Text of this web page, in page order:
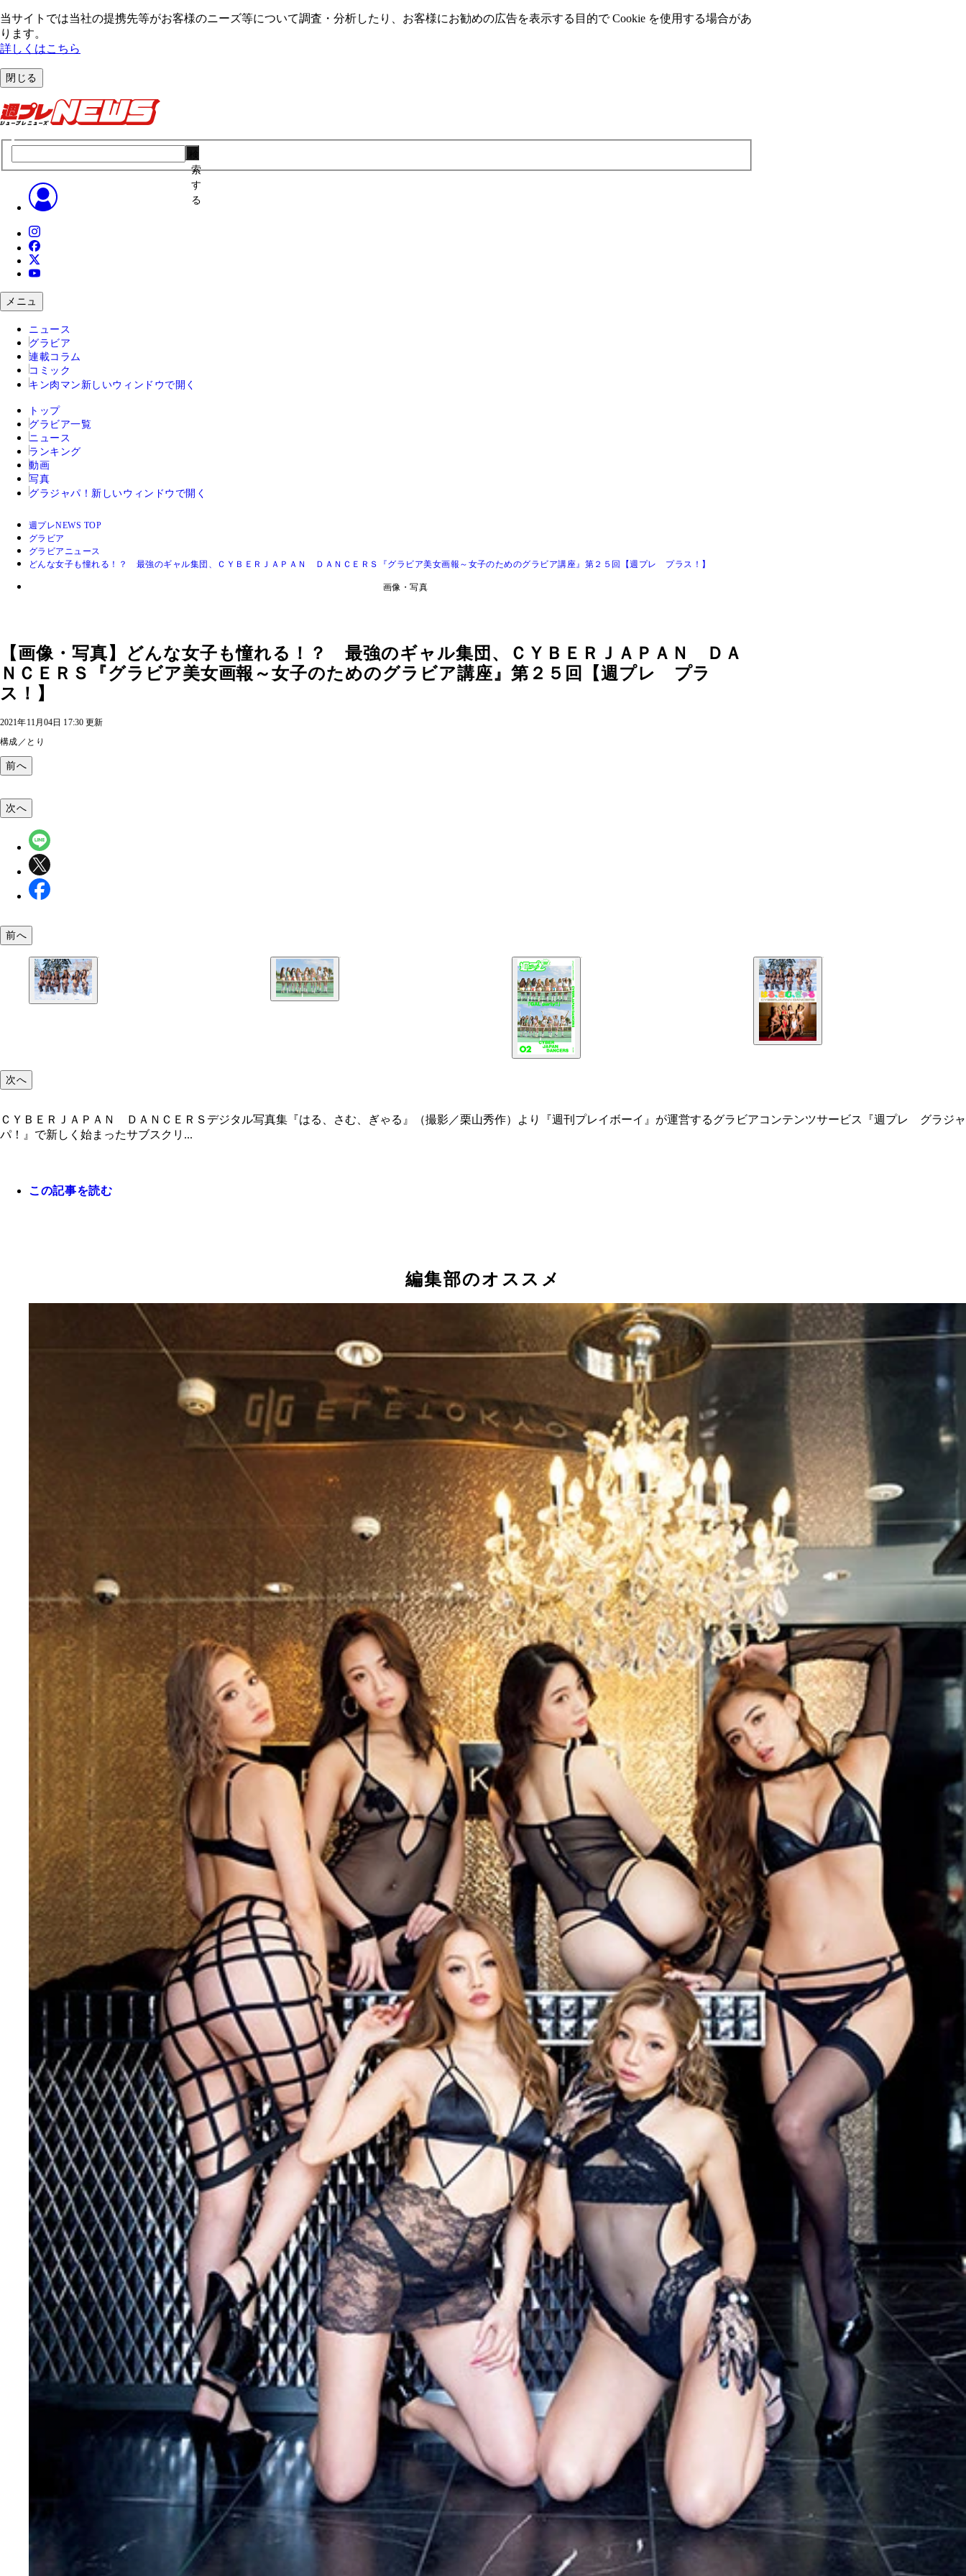
当サイトでは当社の提携先等がお客様のニーズ等について調査・分析したり、お客様にお勧めの広告を表⽰する⽬的で Cookie を使⽤する場合があ
ります。
詳しくはこちら
閉じる
索
す
る
メニュ
ニュース
グラビア
連載コラム
コミック
キン肉マン 新しいウィンドウで開く
トップ
グラビア一覧
ニュース
ランキング
動画
写真
グラジャパ！ 新しいウィンドウで開く
週プレNEWS TOP
グラビア
グラビアニュース
どんな女子も憧れる！？ 最強のギャル集団、ＣＹＢＥＲＪＡＰＡＮ ＤＡＮＣＥＲＳ『グラビア美女画報～女子のためのグラビア講座』第２５回【週プレ プラス！】
画像・写真
【画像・写真】どんな女子も憧れる！？ 最強のギャル集団、ＣＹＢＥＲＪＡＰＡＮ ＤＡ
ＮＣＥＲＳ『グラビア美女画報～女子のためのグラビア講座』第２５回【週プレ プラ
ス！】
2021年11月04日 17:30 更新
構成／とり
前へ
ＣＹＢＥＲＪＡＰＡＮ ＤＡＮＣＥＲＳデジタル写真集『はる、さむ、ぎゃる』（撮影／栗山秀作）より 価格／１３２０円（税込）
ＣＹＢＥＲＪＡＰＡＮ ＤＡＮＣＥＲＳデジタル写真集『ＧＡＬ ｐａｒｔｙ！！』（撮影／武田敏将）より 価格／１３２０円（税込）
ＣＹＢＥＲＪＡＰＡＮ ＤＡＮＣＥＲＳデジタル写真集『ＧＡＬ ｐａｒｔｙ！！』（撮影／武田敏将）より 価格／１３２０円（税込）
ＣＹＢＥＲＪＡＰＡＮ ＤＡＮＣＥＲＳデジタル写真集『はる、さむ、ぎゃる』（撮影／栗山秀作）より 価格／１３２０円（税込）
次へ
前へ
次へ
ＣＹＢＥＲＪＡＰＡＮ ＤＡＮＣＥＲＳデジタル写真集『はる、さむ、ぎゃる』（撮影／栗山秀作）より『週刊プレイボーイ』が運営するグラビアコンテンツサービス『週プレ グラジャ
パ！』で新しく始まったサブスクリ...
この記事を読む
編集部のオススメ